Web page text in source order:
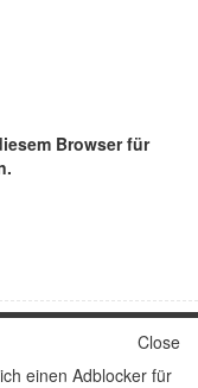
Browser für
Close
einen Adblocker für